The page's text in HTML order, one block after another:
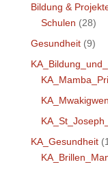
Bildung &
Schulen (28)
Gesundheit(9)
KA_Gesundheit